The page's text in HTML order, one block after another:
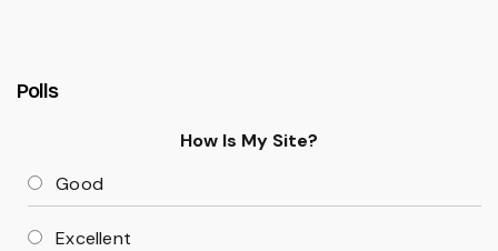
Polls
How Is My Site?
Good
Excellent